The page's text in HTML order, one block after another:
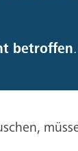
betroffen.